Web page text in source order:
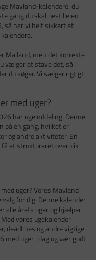
Mayland-kalendere, du
gang du skal bestille en
så har vi helt sikkert et
Mailand, men det korrekte
vælger at stave det, så
du søger. Vi sælger rigtigt
med uger?
har ugeinddeling. Denne
på én gang, hvilket er
og andre aktiviteter. En
et struktureret overblik
uger? Vores Mayland
for dig. Denne kalender
alle årets uger og hjælper
vores ugekalender
deadlines og andre vigtige
med uger i dag og vær godt